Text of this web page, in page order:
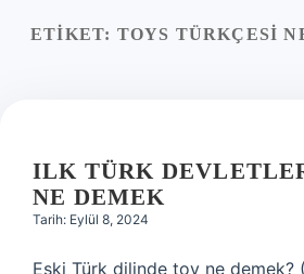
Yasal Uyarı
ETIKET: TOYS TÜRKÇESI
ILK TÜRK
NE DEMEK
Tarih: Eylül 8, 2024
Eski Türk dilinde toy ne demek?